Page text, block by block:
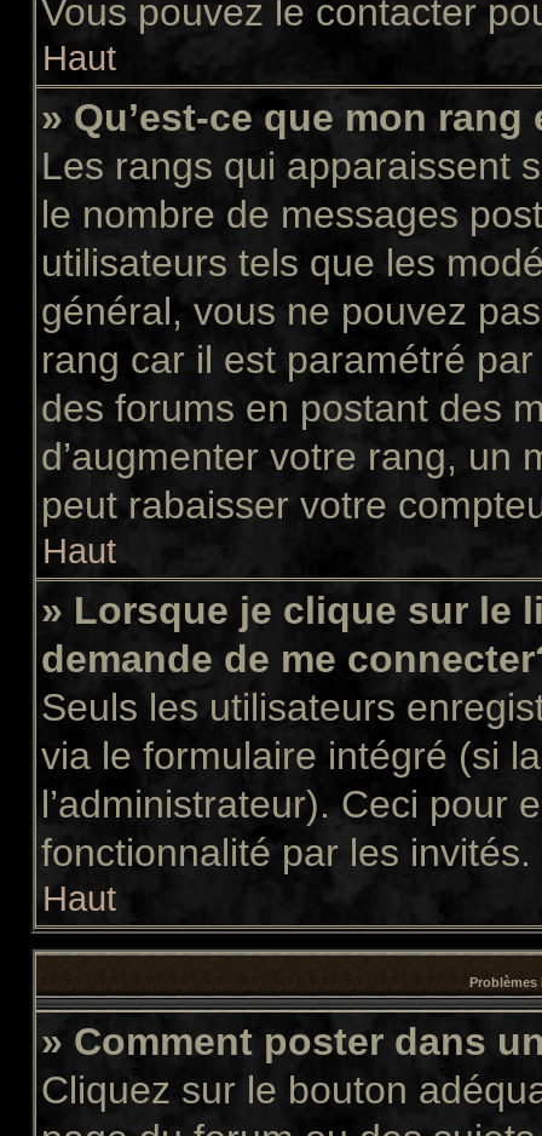
Vous pouvez le contacter
Haut
» Qu’est-ce que mon
Les rangs qui apparaissent
le nombre de messages
utilisateurs tels que les
général, vous ne pouvez
rang car il est paramétré
des forums en postant des
d’augmenter votre rang, un
peut rabaisser votre
Haut
» Lorsque je clique sur le
demande de me
Seuls les utilisateurs
via le formulaire intégré (si
l’administrateur). Ceci pour
fonctionnalité par les invités.
Haut
Problèmes
» Comment poster dans
Cliquez sur le bouton